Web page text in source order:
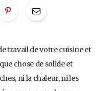
travail de votre cuisine et
chose de solide et
ni la chaleur, ni les